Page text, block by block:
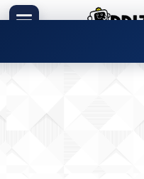
コ
ン
ラ「2025年
メーカー: バンダイナムコ